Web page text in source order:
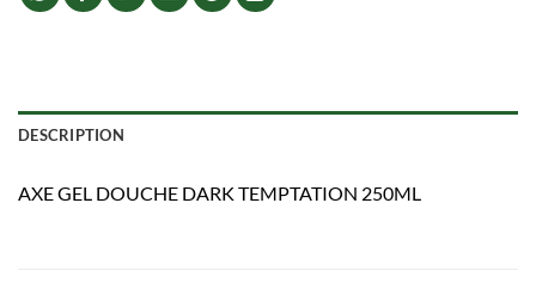
DESCRIPTION
AXE GEL DOUCHE DARK TEMPTATION 250ML